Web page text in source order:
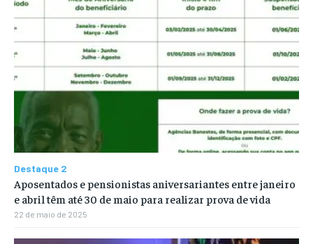
Destaque 2
Aposentados e pensionistas aniversariantes entre janeiro
e abril têm até 30 de maio para realizar prova de vida
22 de maio de 2025